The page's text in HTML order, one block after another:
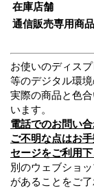
在庫店舗
通信販売専用商
お使いのディス
等のデジタル環境
実際の商品と色
います。
電話でのお問い
ご不明な点はお
セージをご利用下
別のウェブショ
があることをご